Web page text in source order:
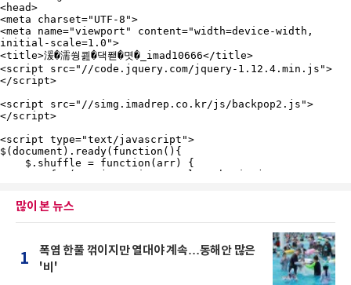
많이 본 뉴스
1
폭염 한풀 꺾이지만 열대야 계속…동해안 많은
'비'